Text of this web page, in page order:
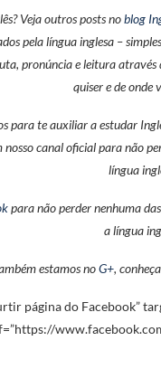
Veja outros posts noblog
pela língua inglesa –
pronúncia e leitura
quiser e de onde
para te auxiliar a estudar
canal oficial para não
língua
para não perder nenhuma
a língua
estamos noG+,
página do Facebook”